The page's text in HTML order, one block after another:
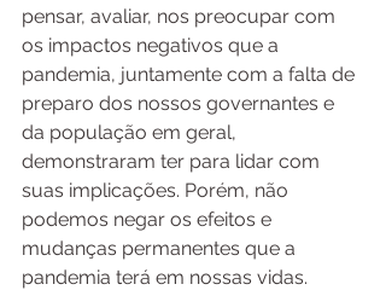
pensar, avaliar, nos preocupar com
os impactos negativos que a
pandemia, juntamente com a falta de
preparo dos nossos governantes e
da população em geral,
demonstraram ter para lidar com
suas implicações. Porém, não
podemos negar os efeitos e
mudanças permanentes que a
pandemia terá em nossas vidas.